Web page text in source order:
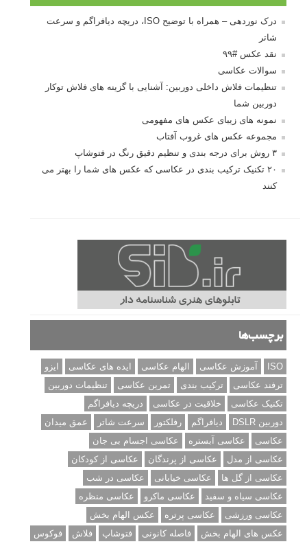
درک نوردهی – همراه با توضیح ISO، دریچه دیافراگم و سرعت
شاتر
نقد عکس #۹۹
سوالات عکاسی
تنظیمات فلاش داخلی دوربین: آشنایی با گزینه های فلاش توکار
دوربین شما
نمونه های زیبای عکس های مفهومی
مجموعه عکس های غروب آفتاب
۳ روش برای درجه بندی و تنظیم دقیق رنگ در فتوشاپ
۲۰ تکنیک ترکیب بندی در عکاسی که عکس های شما را بهتر می
کنند
برچسب‌ها
ISO آموزش عکاسی الهام عکاسی ایده های عکاسی
ایزو
ترفند عکاسی
ترکیب بندی تمرین عکاسی
تنظیمات دوربین
تکنیک عکاسی
خلاقیت در عکاسی
دریچه دیافراگم
دوربین DSLR
دیافراگم رفلکتور سرعت شاتر
عمق میدان
عکاسی
عکاسی آبستره
عکاسی اجسام بی جان
عکاسی از مدل
عکاسی از پرندگان
عکاسی از کودکان
عکاسی از گل ها
عکاسی خیابانی
عکاسی در شب
عکاسی سیاه و سفید
عکاسی ماکرو
عکاسی منظره
عکاسی ورزشی
عکاسی پرتره
عکس الهام بخش
عکس های الهام بخش
فاصله کانونی فتوشاپ فلاش
فوکوس